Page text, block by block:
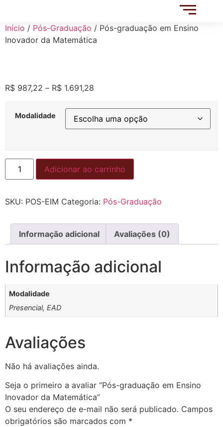
Início / Pós-Graduação / Pós-graduação em Ensino
Inovador da Matemática
R$ 987,22 – R$ 1.691,28
Modalidade
Adicionar ao carrinho
SKU: POS-EIM Categoria: Pós-Graduação
Informação adicional Avaliações (0)
Informação adicional
Modalidade
Presencial, EAD
Avaliações
Não há avaliações ainda.
Seja o primeiro a avaliar “Pós-graduação em Ensino
Inovador da Matemática”
O seu endereço de e-mail não será publicado. Campos
obrigatórios são marcados com *